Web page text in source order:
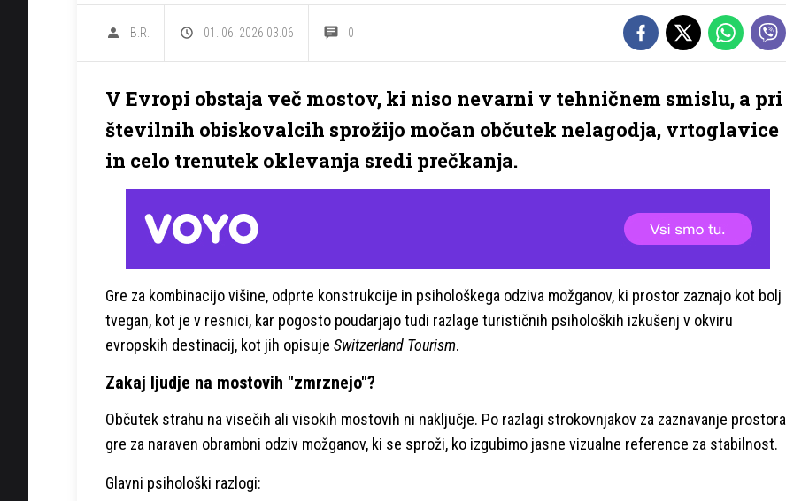
B.R. 01. 06. 2026 03.06 0
V Evropi obstaja več mostov, ki niso nevarni v tehničnem smislu, a pri
številnih obiskovalcih sprožijo močan občutek nelagodja, vrtoglavice
in celo trenutek oklevanja sredi prečkanja.
Gre za kombinacijo višine, odprte konstrukcije in psihološkega odziva možganov, ki prostor zaznajo kot bolj
tvegan, kot je v resnici, kar pogosto poudarjajo tudi razlage turističnih psiholoških izkušenj v okviru
evropskih destinacij, kot jih opisuje Switzerland Tourism.
Zakaj ljudje na mostovih "zmrznejo"?
Občutek strahu na visečih ali visokih mostovih ni naključje. Po razlagi strokovnjakov za zaznavanje prostora
gre za naraven obrambni odziv možganov, ki se sproži, ko izgubimo jasne vizualne reference za stabilnost.
Glavni psihološki razlogi: